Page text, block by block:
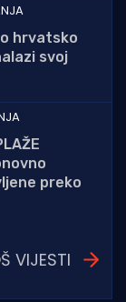
hrvatsko
svoj
preko
VIJESTI